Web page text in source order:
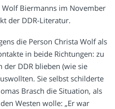
Biermanns im November
der DDR-Literatur.
die Person Christa Wolf als
in beide Richtungen: zu
der DDR blieben (wie sie
Sie selbst schilderte
Brasch die Situation, als
Westen wolle: „Er war